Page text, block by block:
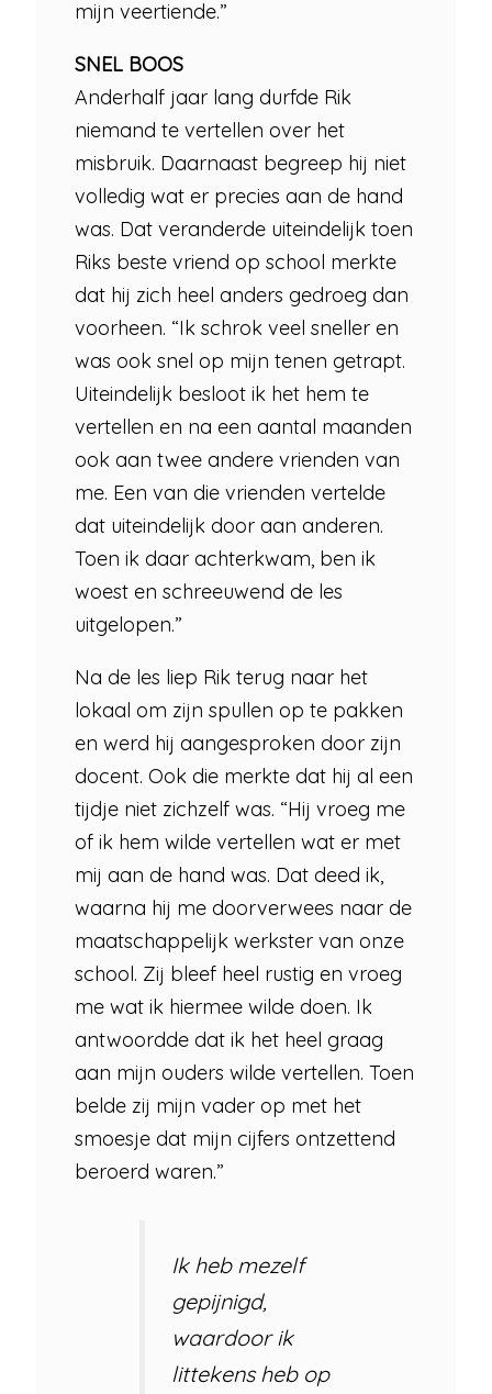
mijn veertiende.”
SNEL BOOS
Anderhalf jaar lang durfde Rik
niemand te vertellen over het
misbruik. Daarnaast begreep hij niet
volledig wat er precies aan de hand
was. Dat veranderde uiteindelijk toen
Riks beste vriend op school merkte
dat hij zich heel anders gedroeg dan
voorheen. “Ik schrok veel sneller en
was ook snel op mijn tenen getrapt.
Uiteindelijk besloot ik het hem te
vertellen en na een aantal maanden
ook aan twee andere vrienden van
me. Een van die vrienden vertelde
dat uiteindelijk door aan anderen.
Toen ik daar achterkwam, ben ik
woest en schreeuwend de les
uitgelopen.”
Na de les liep Rik terug naar het
lokaal om zijn spullen op te pakken
en werd hij aangesproken door zijn
docent. Ook die merkte dat hij al een
tijdje niet zichzelf was. “Hij vroeg me
of ik hem wilde vertellen wat er met
mij aan de hand was. Dat deed ik,
waarna hij me doorverwees naar de
maatschappelijk werkster van onze
school. Zij bleef heel rustig en vroeg
me wat ik hiermee wilde doen. Ik
antwoordde dat ik het heel graag
aan mijn ouders wilde vertellen. Toen
belde zij mijn vader op met het
smoesje dat mijn cijfers ontzettend
beroerd waren.”
Ik heb mezelf
gepijnigd,
waardoor ik
littekens heb op